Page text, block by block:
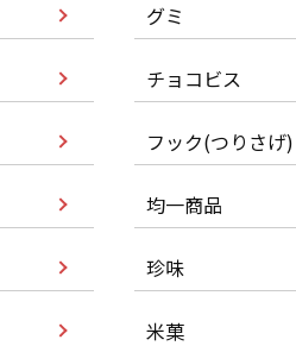
グミ
チョコビス
フック(つりさげ)
均一商品
珍味
米菓